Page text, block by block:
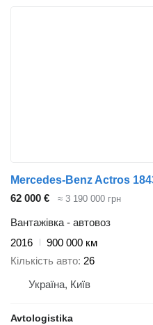
Mercedes-Benz Actros
62 000 €
≈ 3 190 000 грн
Вантажівка - автовоз
2016
900 000 км
Кількість авто 26
Україна, Київ
Avtologistika